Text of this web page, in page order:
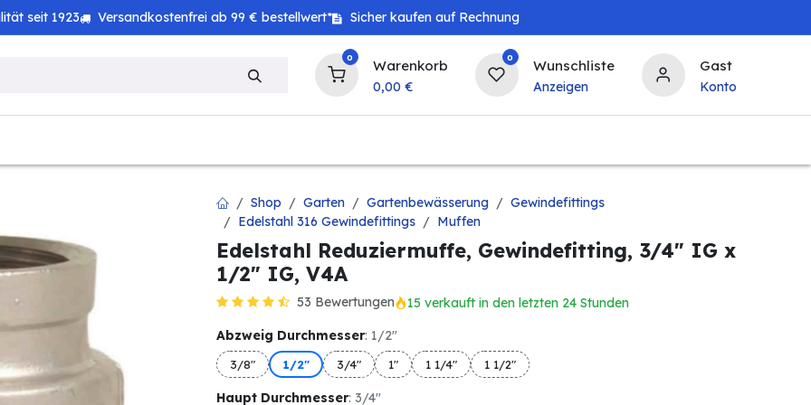
seit 1923 Versandkostenfrei ab 99 € bestellwert* Sicher kaufen auf Rechnung
0 Warenkorb
0,00 €
0 Wunschliste
Anzeigen
Gast
Konto
Shop Garten Gartenbewässerung
Gewindefittings
Edelstahl 316 Gewindefittings
Muffen
Edelstahl Reduziermuffe, Gewindefitting, 3/4" IG x
1/2" IG, V4A
53 Bewertungen 15 verkauft in den letzten 24 Stunden
Abzweig Durchmesser: 1/2"
3/8" 1/2" 3/4" 1" 1 1/4" 1 1/2"
Haupt Durchmesser: 3/4"